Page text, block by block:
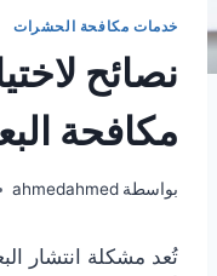
خدمات مكافحة الحشرات
نصائح
مكافحة
بواسطة ahmedahmed
تُعد مشكلة انتشار